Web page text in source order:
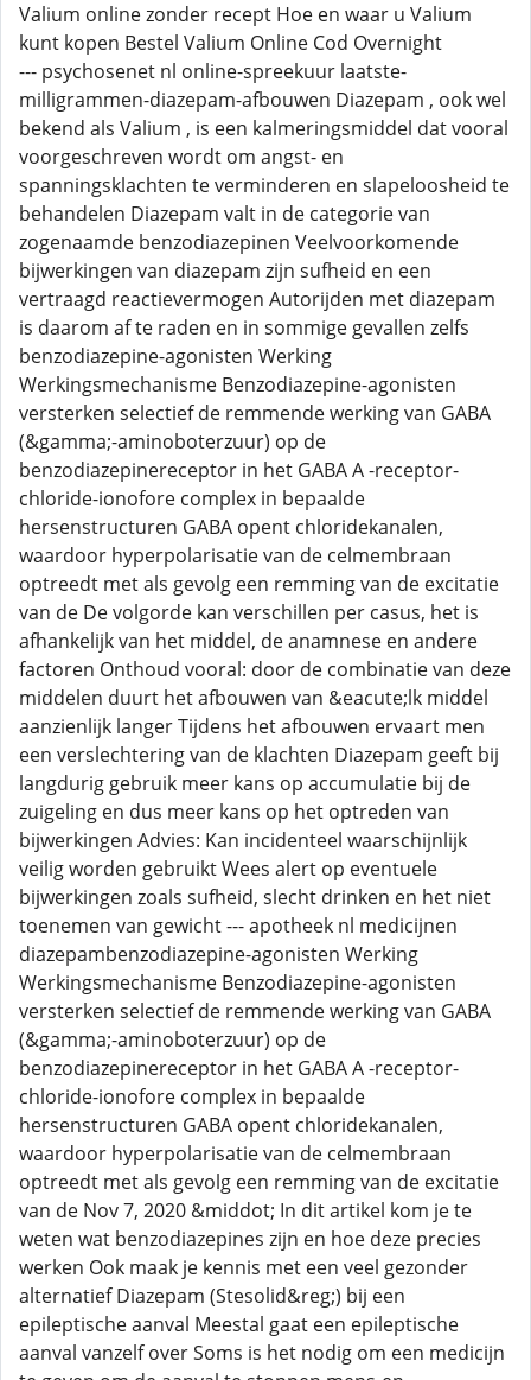
Valium online zonder recept Hoe en waar u Valium
kunt kopen Bestel Valium Online Cod Overnight
--- psychosenet nl online-spreekuur laatste-
milligrammen-diazepam-afbouwen Diazepam , ook wel
bekend als Valium , is een kalmeringsmiddel dat vooral
voorgeschreven wordt om angst- en
spanningsklachten te verminderen en slapeloosheid te
behandelen Diazepam valt in de categorie van
zogenaamde benzodiazepinen Veelvoorkomende
bijwerkingen van diazepam zijn sufheid en een
vertraagd reactievermogen Autorijden met diazepam
is daarom af te raden en in sommige gevallen zelfs
benzodiazepine-agonisten Werking
Werkingsmechanisme Benzodiazepine-agonisten
versterken selectief de remmende werking van GABA
(&gamma;-aminoboterzuur) op de
benzodiazepinereceptor in het GABA A -receptor-
chloride-ionofore complex in bepaalde
hersenstructuren GABA opent chloridekanalen,
waardoor hyperpolarisatie van de celmembraan
optreedt met als gevolg een remming van de excitatie
van de De volgorde kan verschillen per casus, het is
afhankelijk van het middel, de anamnese en andere
factoren Onthoud vooral: door de combinatie van deze
middelen duurt het afbouwen van &eacute;lk middel
aanzienlijk langer Tijdens het afbouwen ervaart men
een verslechtering van de klachten Diazepam geeft bij
langdurig gebruik meer kans op accumulatie bij de
zuigeling en dus meer kans op het optreden van
bijwerkingen Advies: Kan incidenteel waarschijnlijk
veilig worden gebruikt Wees alert op eventuele
bijwerkingen zoals sufheid, slecht drinken en het niet
toenemen van gewicht --- apotheek nl medicijnen
diazepambenzodiazepine-agonisten Werking
Werkingsmechanisme Benzodiazepine-agonisten
versterken selectief de remmende werking van GABA
(&gamma;-aminoboterzuur) op de
benzodiazepinereceptor in het GABA A -receptor-
chloride-ionofore complex in bepaalde
hersenstructuren GABA opent chloridekanalen,
waardoor hyperpolarisatie van de celmembraan
optreedt met als gevolg een remming van de excitatie
van de Nov 7, 2020 &middot; In dit artikel kom je te
weten wat benzodiazepines zijn en hoe deze precies
werken Ook maak je kennis met een veel gezonder
alternatief Diazepam (Stesolid&reg;) bij een
epileptische aanval Meestal gaat een epileptische
aanval vanzelf over Soms is het nodig om een medicijn